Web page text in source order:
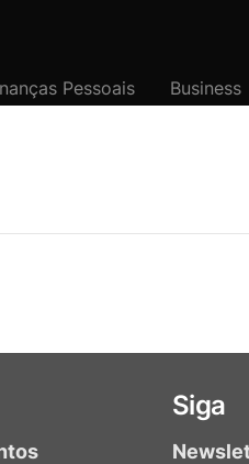
Pessoais Business
Siga